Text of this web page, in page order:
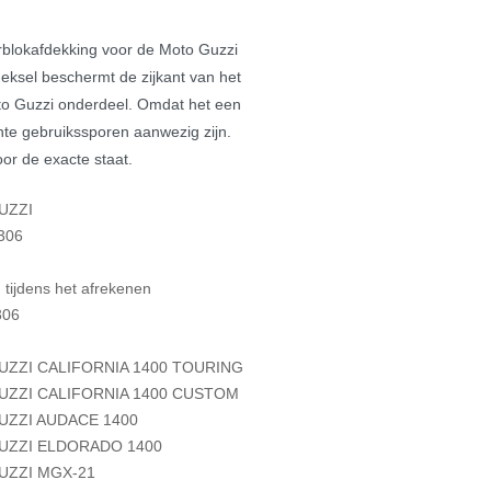
voor de Moto Guzzi
beschermt de zijkant van het
Guzzi onderdeel. Omdat het een
gebruikssporen aanwezig zijn.
de exacte staat.
tijdens het afrekenen
CALIFORNIA 1400 TOURING
CALIFORNIA 1400 CUSTOM
AUDACE 1400
ELDORADO 1400
MGX-21